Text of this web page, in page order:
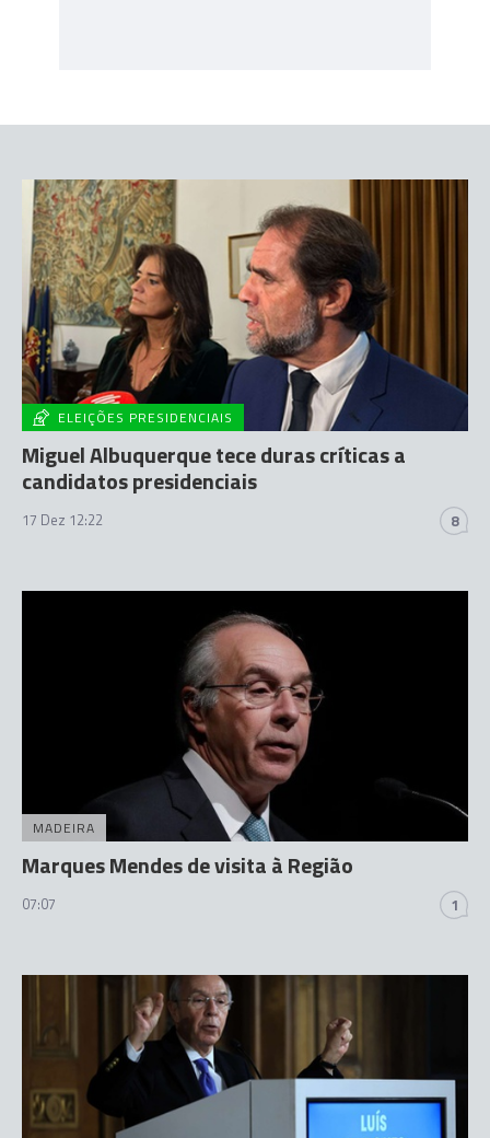
ELEIÇÕES PRESIDENCIAIS
Miguel Albuquerque tece duras críticas a
candidatos presidenciais
17 Dez 12:22 8
MADEIRA
Marques Mendes de visita à Região
07:07 1